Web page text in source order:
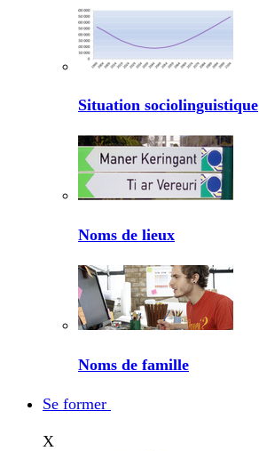
Situation sociolinguistique
Noms de lieux
Noms de famille
Se former
X